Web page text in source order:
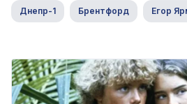
Днепр-1 Брентфорд Егор